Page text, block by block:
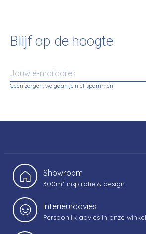
Blijf op de hoogte
Geen zorgen, we gaan je niet spammen
Showroom
300m² inspiratie & design
Interieuradvies
Persoonlijk advies in onze winkel